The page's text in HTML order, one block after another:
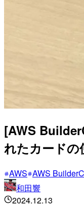
[AWS
れたカードの
AWS AWS
和田響
2024.12.13